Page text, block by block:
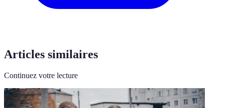
Articles similaires
Continuez votre lecture